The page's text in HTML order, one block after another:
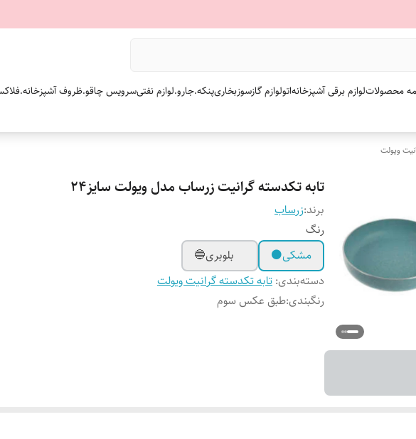
محصولاتلوازم برقی آشپزخانهاتولوازم گازسوزبخاریپنکه.جارو.لوازم نفتیسرویس چاقو.ظروف آشپزخانه.
ویولت
تابه تکدسته گرانیت زرساب مدل ویولت سایز۲۴
برند:زرساب
رنگ
مشکی⚫
بلوبری🔵
دسته‌بندی: تابه تکدسته گرانیت ویولت
رنگبندی:طبق عکس سوم